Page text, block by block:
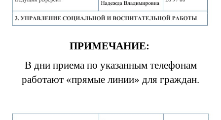
ПРИМЕЧАНИЕ:
В дни приема по указанным телефонам
работают «прямые линии» для граждан.